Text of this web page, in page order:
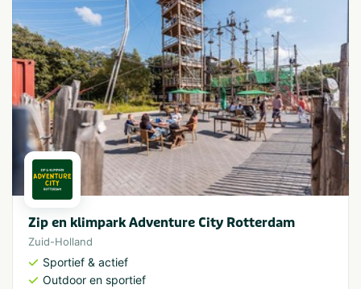
Zip en klimpark Adventure City Rotterdam
Zuid-Holland
Sportief & actief
Outdoor en sportief